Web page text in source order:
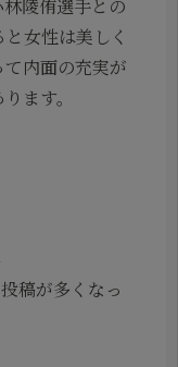
陵侑選手との
女性は美しく
内面の充実が
ます。
稿が多くなっ